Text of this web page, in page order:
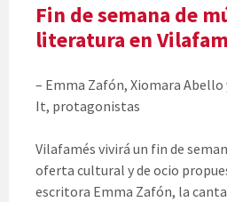
Fin de semana de
literatura en
– Emma Zafón, Xiomara Abello
It, protagonistas
Vilafamés vivirá un fin de
oferta cultural y de ocio
escritora Emma Zafón, la